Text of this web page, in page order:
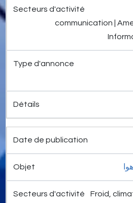
communication |
Froid,